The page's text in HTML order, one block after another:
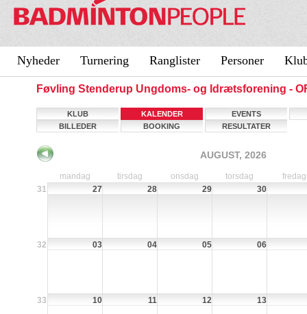
Nyheder Turnering Ranglister Personer
Føvling Stenderup Ungdoms- og Idrætsforening -
KLUB KALENDER
EVENTS
BILLEDER
BOOKING RESULTATER
AUGUST, 2026
mandag tirsdag onsdag torsdag
fredag
31
27 28 29 30
32 03 04 05 06
33 10 11 12 13